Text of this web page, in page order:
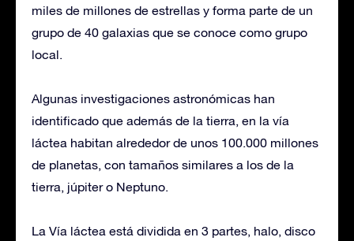
miles de millones de estrellas y forma parte de un
grupo de 40 galaxias que se conoce como grupo
local.
Algunas investigaciones astronómicas han
identificado que además de la tierra, en la vía
láctea habitan alrededor de unos 100.000 millones
de planetas, con tamaños similares a los de la
tierra, júpiter o Neptuno.
La Vía láctea está dividida en 3 partes, halo, disco